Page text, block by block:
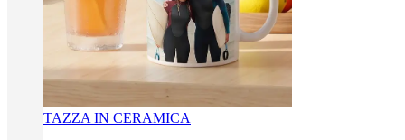
TAZZA IN CERAMICA